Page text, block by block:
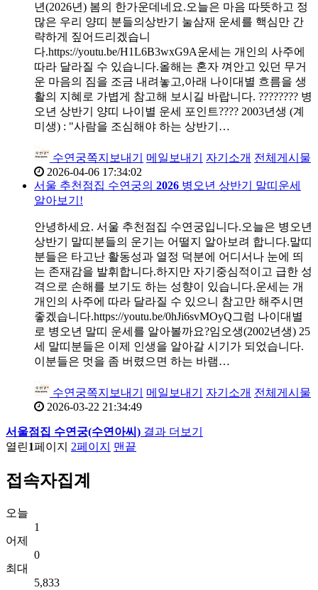
년(2026년) 봄의 한가운데네요.오늘은 마음 따뜻하고 정
많은 우리 양띠 분들의상반기 눌삼재 운세를 핵심만 간
략하게 짚어드리겠습니
다.https://youtu.be/H1L6B3wxG9A운세는 개인의 사주에
따라 달라질 수 있습니다.올해는 혼자 껴안고 있던 무거
운 마음의 짐을 조금 내려놓고,아래 나이대별 흐름을 생
활의 지혜로 가볍게 참고해 보시길 바랍니다. ???????? 병
오년 상반기 양띠 나이별 운세 포인트???? 2003년생 (계
미생) : "사람을 조심해야 하는 상반기…
수연궁쪽지보내기 메일보내기 자기소개 전체게시물
2026-04-06 17:34:02
서울 추천점집 수연궁의 2026 병오년 상반기 말띠운세
알아보기!
안녕하세요. 서울 추천점집 수연궁입니다.오늘은 병오년
상반기 말띠분들의 운기는 어떨지 알아보려 합니다.말띠
분들은 타고난 활동성과 열정 덕분에 어디서나 눈에 띄
는 존재감을 발휘합니다.하지만 자기중심적이고 급한 성
격으로 손해를 보기도 하는 성향이 있습니다.운세는 개
개인의 사주에 따라 달라질 수 있으니 참고만 해주시면
좋겠습니다.https://youtu.be/0hJi6svMOyQ그럼 나이대별
로 병오년 말띠 운세를 알아볼까요?임오생(2002년생) 25
세 말띠분들은 이제 인생을 알아갈 시기가 되었습니다.
이분들은 멋을 좀 버렸으면 하는 바램…
수연궁쪽지보내기 메일보내기 자기소개 전체게시물
2026-03-22 21:34:49
서울점집 수연궁(수연아씨) 결과 더보기
열린1페이지 2페이지 맨끝
접속자집계
오늘
1
어제
0
최대
5,833